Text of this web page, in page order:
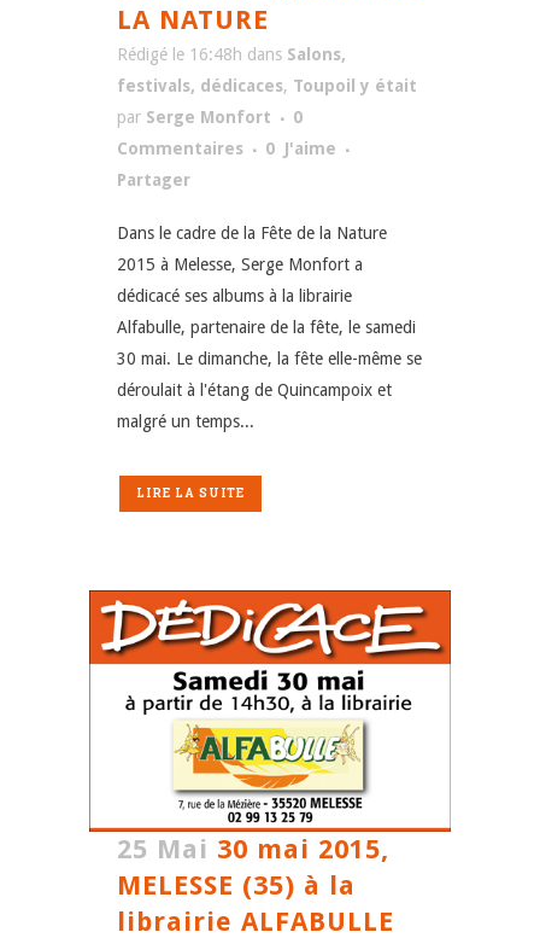
LA NATURE
Rédigé le 16:48h dans Salons,
festivals, dédicaces, Toupoil y était
par Serge Monfort
0
Commentaires
0 J'aime
Partager
Dans le cadre de la Fête de la Nature
2015 à Melesse, Serge Monfort a
dédicacé ses albums à la librairie
Alfabulle, partenaire de la fête, le samedi
30 mai. Le dimanche, la fête elle-même se
déroulait à l'étang de Quincampoix et
malgré un temps...
LIRE LA SUITE
25 Mai 30 mai 2015,
MELESSE (35) à la
librairie ALFABULLE